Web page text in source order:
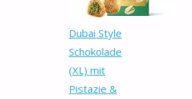
Dubai Style
Schokolade
(XL) mit
Pistazie &